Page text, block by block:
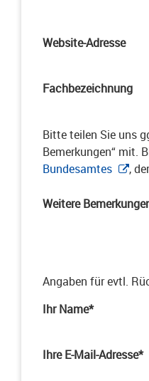
Website-Adresse
Fachbezeichnung
Bitte teilen Sie uns
Bemerkungen“ mit.
Bundesamtes
,
Weitere
Angaben für evtl.
Ihr Name*
Ihre E-Mail-Adresse*